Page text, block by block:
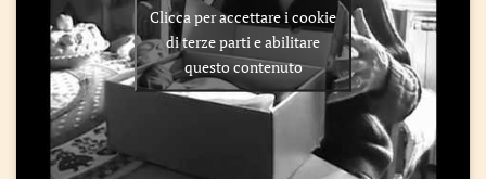
Clicca per accettare i cookie
di terze parti e abilitare
questo contenuto